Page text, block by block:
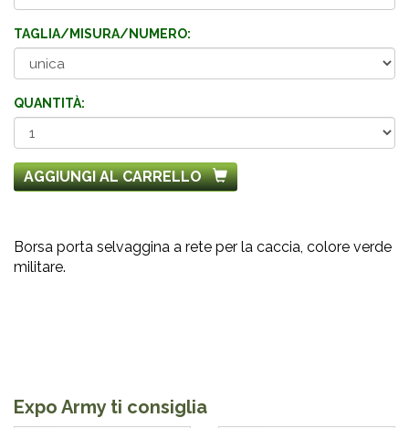
TAGLIA/MISURA/NUMERO:
QUANTITÀ:
AGGIUNGI AL CARRELLO
Borsa porta selvaggina a rete per la caccia, colore verde
militare.
Expo Army ti consiglia